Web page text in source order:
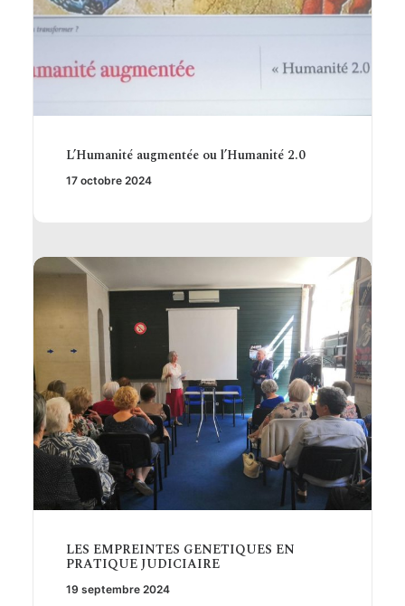
L’Humanité augmentée ou l’Humanité 2.0
17 octobre 2024
LES EMPREINTES GENETIQUES EN
PRATIQUE JUDICIAIRE
19 septembre 2024